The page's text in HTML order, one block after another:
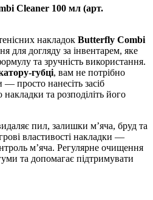
Cleaner 100 мл (арт.
накладок Butterfly Combi
для догляду за інвентарем, яке
та зручність використання.
губці, вам не потрібно
— просто нанесіть засіб
та розподіліть його
пил, залишки м’яча, бруд та
властивості накладки —
м’яча. Регулярне очищення
та допомагає підтримувати